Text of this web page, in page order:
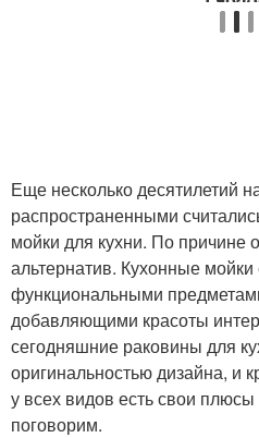
Еще несколько десятилетий
распространенными
мойки для кухни. По причине
альтернатив. Кухонные
функциональными
добавляющими красоты
сегодняшние раковины для
оригинальностью дизайна, и
у всех видов есть свои
поговорим.